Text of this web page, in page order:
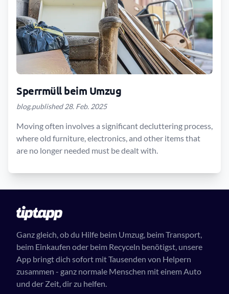
Sperrmüll beim Umzug
blog.published 28. Feb. 2025
Moving often involves a significant decluttering process,
where old furniture, electronics, and other items that
are no longer needed must be dealt with.
Ganz gleich, ob du Hilfe beim Umzug, beim Transport,
beim Einkaufen oder beim Recyceln benötigst, unsere
App bringt dich sofort mit Tausenden von Helpern
zusammen - ganz normale Menschen mit einem Auto
und der Zeit, dir zu helfen.